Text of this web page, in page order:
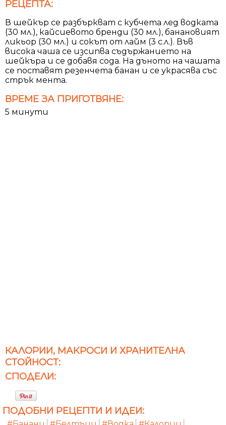
РЕЦЕПТА:
В шейкър се разбъркват с кубчета лед водката
(30 мл.), кайсиевото бренди (30 мл.), банановият
ликьор (30 мл.) и сокът от лайм (3 с.л.). Във
висока чаша се изсипва съдържанието на
шейкъра и се добавя сода. На дъното на чашата
се поставят резенчета банан и се украсява със
стрък мента.
ВРЕМЕ ЗА ПРИГОТВЯНЕ:
5 минути
КАЛОРИИ, МАКРОСИ И ХРАНИТЕЛНА
СТОЙНОСТ:
СПОДЕЛИ:
ПОДОБНИ РЕЦЕПТИ И ИДЕИ: